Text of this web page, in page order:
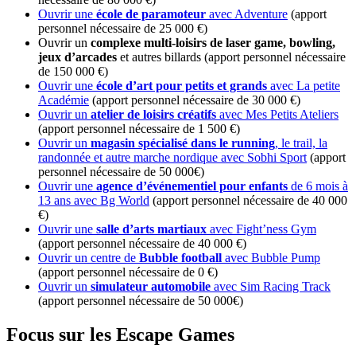
Ouvrir une école de paramoteur avec Adventure (apport
personnel nécessaire de 25 000 €)
Ouvrir un complexe multi-loisirs de laser game, bowling,
jeux d’arcades et autres billards (apport personnel nécessaire
de 150 000 €)
Ouvrir une école d’art pour petits et grands avec La petite
Académie (apport personnel nécessaire de 30 000 €)
Ouvrir un atelier de loisirs créatifs avec Mes Petits Ateliers
(apport personnel nécessaire de 1 500 €)
Ouvrir un magasin spécialisé dans le running, le trail, la
randonnée et autre marche nordique avec Sobhi Sport (apport
personnel nécessaire de 50 000€)
Ouvrir une agence d’événementiel pour enfants de 6 mois à
13 ans avec Bg World (apport personnel nécessaire de 40 000
€)
Ouvrir une salle d’arts martiaux avec Fight’ness Gym
(apport personnel nécessaire de 40 000 €)
Ouvrir un centre de Bubble football avec Bubble Pump
(apport personnel nécessaire de 0 €)
Ouvrir un simulateur automobile avec Sim Racing Track
(apport personnel nécessaire de 50 000€)
Focus sur les Escape Games